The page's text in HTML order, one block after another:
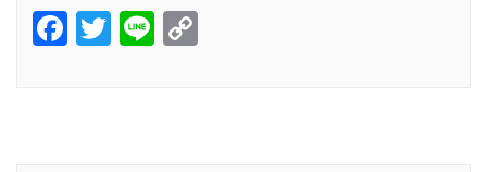
Facebook
Twitter
Line